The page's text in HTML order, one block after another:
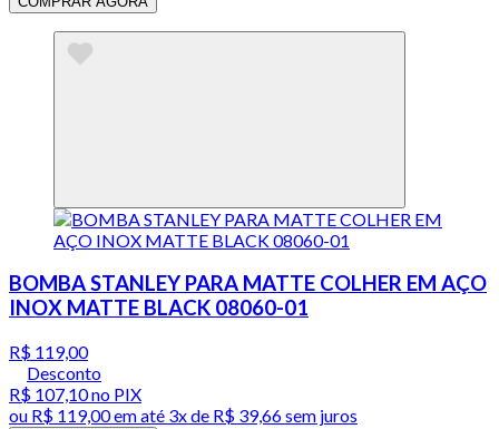
BOMBA STANLEY PARA MATTE COLHER EM AÇO
INOX MATTE BLACK 08060-01
R$ 119,00
Desconto
R$ 107,10no PIX
ou R$ 119,00em até 3x de R$ 39,66 sem juros